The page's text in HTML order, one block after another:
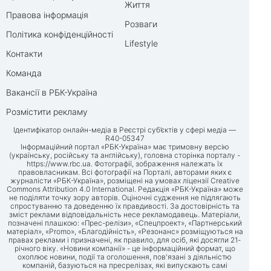
Правова інформація
Політика конфіденційності
Контакти
Команда
Вакансії в РБК-Україна
Розмістити рекламу
Життя
Розваги
Lifestyle
Ідентифікатор онлайн-медіа в Реєстрі суб’єктів у сфері медіа —
R40-05347
Інформаційний портал «РБК-Україна» має тримовну версію
(українську, російську та англійську), головна сторінка порталу -
https://www.rbc.ua . Фотографії, зображення належать їх
правовласникам. Всі фотографії на Порталі, авторами яких є
журналісти «РБК-Україна», розміщені на умовах ліцензії Creative
Commons Attribution 4.0 International. Редакція «РБК-Україна» може
не поділяти точку зору авторів. Оціночні судження не підлягають
спростуванню та доведенню їх правдивості. За достовірність та
зміст реклами відповідальність несе рекламодавець. Матеріали,
позначені плашкою: «Прес-релізи», «Спецпроект», «Партнерський
матеріал», «Promo», «Благодійність», «Резонанс» розміщуються на
правах реклами і призначені, як правило, для осіб, які досягли 21-
річного віку. «Новини компанії» - це інформаційний формат, що
охоплює новини, події та оголошення, пов'язані з діяльністю
компаній, базуються на пресрелізах, які випускають самі